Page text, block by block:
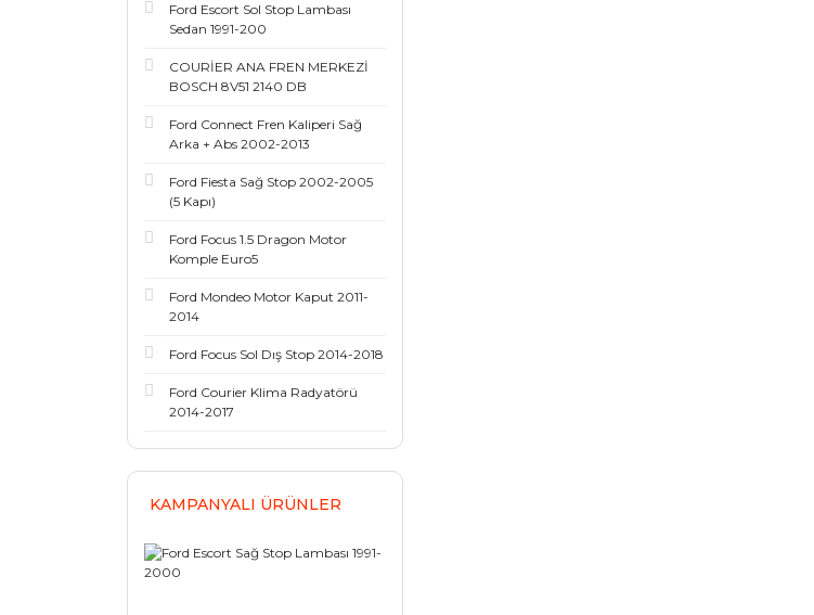
Ford Escort Sol Stop Lambası
Sedan 1991-200
COURİER ANA FREN MERKEZİ
BOSCH 8V51 2140 DB
Ford Connect Fren Kaliperi Sağ
Arka + Abs 2002-2013
Ford Fiesta Sağ Stop 2002-2005
(5 Kapı)
Ford Focus 1.5 Dragon Motor
Komple Euro5
Ford Mondeo Motor Kaput 2011-
2014
Ford Focus Sol Dış Stop 2014-2018
Ford Courier Klima Radyatörü
2014-2017
KAMPANYALI ÜRÜNLER